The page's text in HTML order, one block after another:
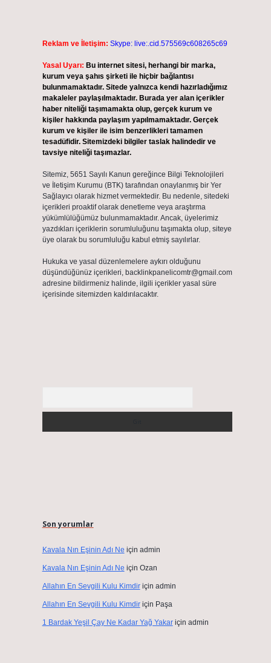
Reklam ve İletişim: Skype: live:.cid.575569c608265c69
Yasal Uyarı: Bu internet sitesi, herhangi bir marka,
kurum veya şahıs şirketi ile hiçbir bağlantısı
bulunmamaktadır. Sitede yalnızca kendi hazırladığımız
makaleler paylaşılmaktadır. Burada yer alan içerikler
haber niteliği taşımamakta olup, gerçek kurum ve
kişiler hakkında paylaşım yapılmamaktadır. Gerçek
kurum ve kişiler ile isim benzerlikleri tamamen
tesadüfidir. Sitemizdeki bilgiler taslak halindedir ve
tavsiye niteliği taşımazlar.
Sitemiz, 5651 Sayılı Kanun gereğince Bilgi Teknolojileri
ve İletişim Kurumu (BTK) tarafından onaylanmış bir Yer
Sağlayıcı olarak hizmet vermektedir. Bu nedenle, sitedeki
içerikleri proaktif olarak denetleme veya araştırma
yükümlülüğümüz bulunmamaktadır. Ancak, üyelerimiz
yazdıkları içeriklerin sorumluluğunu taşımakta olup, siteye
üye olarak bu sorumluluğu kabul etmiş sayılırlar.
Hukuka ve yasal düzenlemelere aykırı olduğunu
düşündüğünüz içerikleri, backlinkpanelicomtr@gmail.com
adresine bildirmeniz halinde, ilgili içerikler yasal süre
içerisinde sitemizden kaldırılacaktır.
Son yorumlar
Kavala Nın Eşinin Adı Ne için admin
Kavala Nın Eşinin Adı Ne için Ozan
Allahın En Sevgili Kulu Kimdiriçin admin
Allahın En Sevgili Kulu Kimdiriçin Paşa
1 Bardak Yeşil Çay Ne Kadar Yağ Yakariçin admin